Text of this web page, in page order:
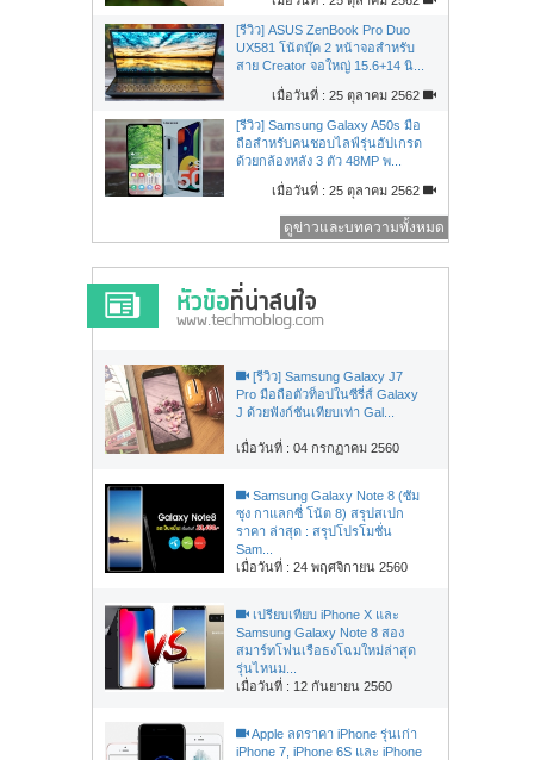
[รีวิว] ASUS ZenBook Pro Duo
UX581 โน้ตบุ๊ค 2 หน้าจอสำหรับ
สาย Creator จอใหญ่ 15.6+14 นิ...
เมื่อวันที่ : 25 ตุลาคม 2562
[รีวิว] Samsung Galaxy A50s มือ
ถือสำหรับคนชอบไลฟ์รุ่นอัปเกรด
ด้วยกล้องหลัง 3 ตัว 48MP พ...
เมื่อวันที่ : 25 ตุลาคม 2562
ดูข่าวและบทความทั้งหมด
[รีวิว] Samsung Galaxy J7
Pro มือถือตัวท็อปในซีรี่ส์ Galaxy
J ด้วยฟังก์ชันเทียบเท่า Gal...
เมื่อวันที่ : 04 กรกฏาคม 2560
Samsung Galaxy Note 8 (ซัม
ซุง กาแลกซี่ โน้ต 8) สรุปสเปก
ราคา ล่าสุด : สรุปโปรโมชั่น
Sam...
เมื่อวันที่ : 24 พฤศจิกายน 2560
เปรียบเทียบ iPhone X และ
Samsung Galaxy Note 8 สอง
สมาร์ทโฟนเรือธงโฉมใหม่ล่าสุด
รุ่นไหนม...
เมื่อวันที่ : 12 กันยายน 2560
Apple ลดราคา iPhone รุ่นเก่า
iPhone 7, iPhone 6S และ iPhone